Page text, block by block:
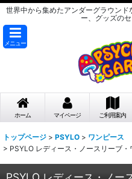
世界中から集めたアンダーグラウン
ー、グッズの
メニュー
ホーム マイページ ご利用案内
トップページ > PSYLO > ワンピース
> PSYLO レディース・ノースリーブ